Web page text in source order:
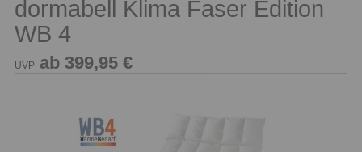
dormabell Klima Faser Edition
WB 4
UVP ab 399,95 €